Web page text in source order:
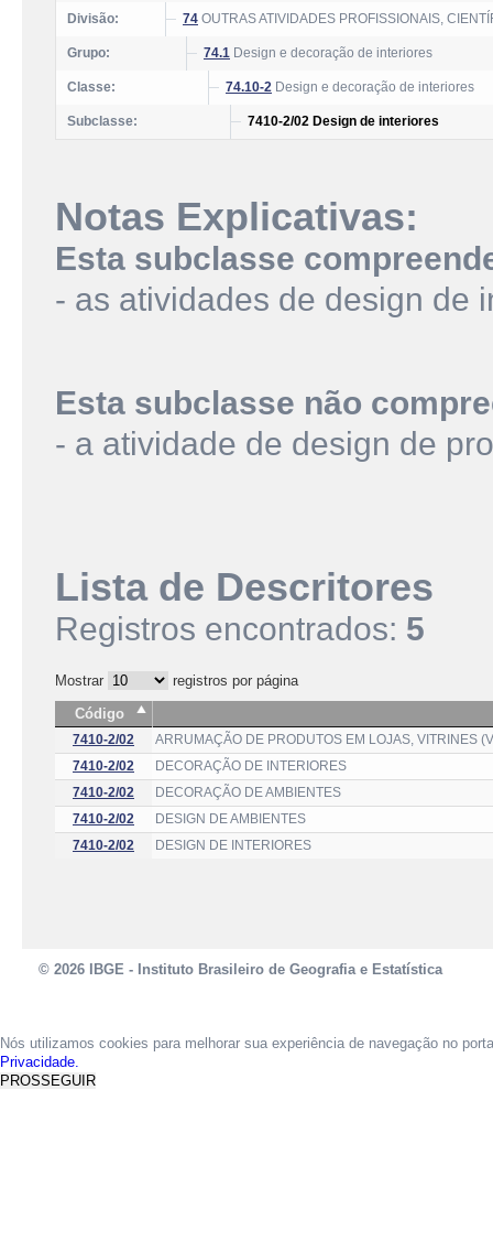
Divisão: 74 OUTRAS ATIVIDADES PROFISSIONAIS,
Grupo: 74.1 Design e decoração de interiores
Classe: 74.10-2 Design e decoração de interiores
Subclasse: 7410-2/02 Design de interiores
Notas Explicativas:
Esta subclasse
- as atividades de design de
Esta subclasse não
- a atividade de design de
Lista de Descritores
Registros encontrados: 5
Mostrar
registros por página
Código
7410-2/02
ARRUMAÇÃO DE PRODUTOS EM LOJAS, VITRINES
7410-2/02
DECORAÇÃO DE INTERIORES
7410-2/02
DECORAÇÃO DE AMBIENTES
7410-2/02
DESIGN DE AMBIENTES
7410-2/02
DESIGN DE INTERIORES
© 2026 IBGE - Instituto Brasileiro de Geografia e Estatística
Nós utilizamos cookies para melhorar sua experiência de navegação no
Privacidade.
PROSSEGUIR